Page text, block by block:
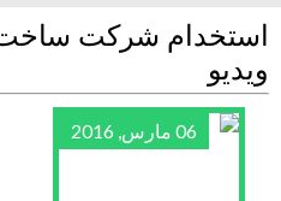
استخدام شرکت ساخت
ویدیو
06 مارس, 2016